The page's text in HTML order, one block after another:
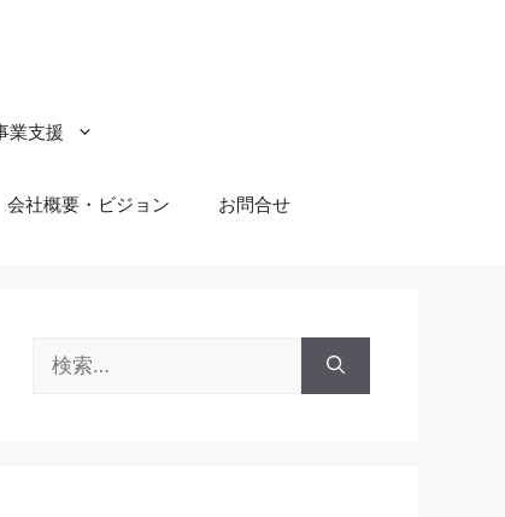
業支援
会社概要・ビジョン お問合せ
索: